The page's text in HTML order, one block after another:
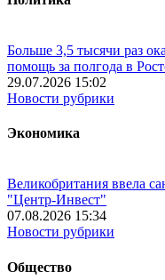
Больше 3,5 тысячи раз
помощь за полгода в
29.07.2026 15:02
Новости рубрики
Экономика
Великобритания ввела
"Центр-Инвест"
07.08.2026 15:34
Новости рубрики
Общество